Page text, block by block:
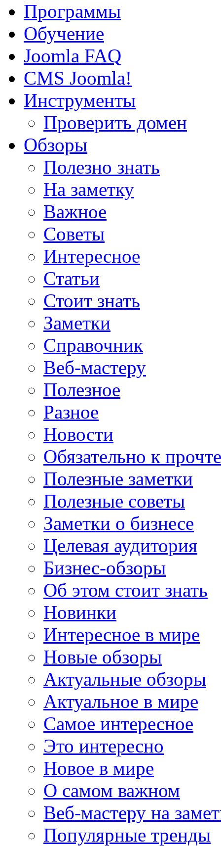
Программы
Обучение
Joomla FAQ
CMS Joomla!
Инструменты
Проверить домен
Обзоры
Полезно знать
На заметку
Важное
Советы
Интересное
Статьи
Стоит знать
Заметки
Справочник
Веб-мастеру
Полезное
Разное
Новости
Обязательно к
Полезные заметки
Полезные советы
Заметки о бизнесе
Целевая аудитория
Бизнес-обзоры
Об этом стоит знать
Новинки
Интересное в мире
Новые обзоры
Актуальные обзоры
Актуальное в мире
Самое интересное
Это интересно
Новое в мире
О самом важном
Веб-мастеру на
Популярные тренды